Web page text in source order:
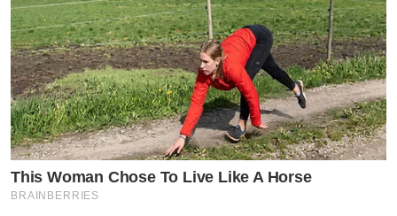
This Woman Chose To Live Like A Horse
BRAINBERRIES